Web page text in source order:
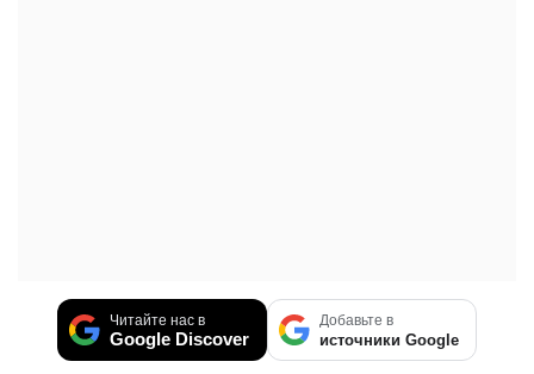
Читайте нас в
Google Discover
Добавьте в
источники Google